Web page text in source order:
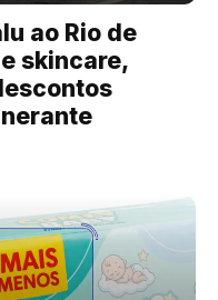
ao Rio de
skincare,